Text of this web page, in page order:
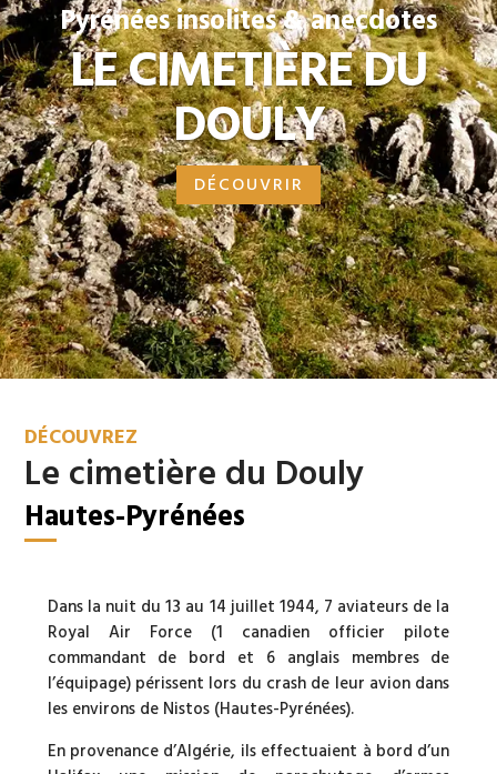
Pyrénées insolites & anecdotes
LE CIMETIÈRE DU
DOULY
DÉCOUVRIR
DÉCOUVREZ
Le cimetière du Douly
Hautes-Pyrénées
Dans la nuit du 13 au 14 juillet 1944, 7 aviateurs de la
Royal Air Force (1 canadien officier pilote
commandant de bord et 6 anglais membres de
l’équipage) périssent lors du crash de leur avion dans
les environs de Nistos (Hautes-Pyrénées).
En provenance d’Algérie, ils effectuaient à bord d’un